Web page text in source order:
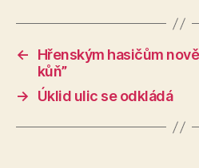
←
Hřenským hasičům
kůň”
→
Úklid ulic se odkládá